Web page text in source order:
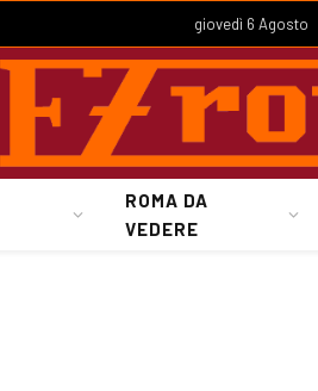
giovedì 6 Agosto
ROMA DA
VEDERE